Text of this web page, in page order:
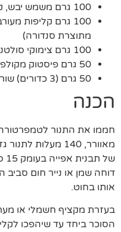
100 גרם משמש יבש, קצוץ לחתיכות גדולות
100 גרם קליפות
מתוצרת סנדורה)
100 גרם צימוקי סולטנה זהובים
50 גרם פיסטוק מקולפ שלם
50 גרם (3 כדורים) שורש זנגביל מהצנצנת
הכנה
מאוורר, 140
דוחה שמן או נייר חום סביב
אותו בחוט.
בעזרת מקציף חשמלי או
הסוכר ביחד עד שיהפכו